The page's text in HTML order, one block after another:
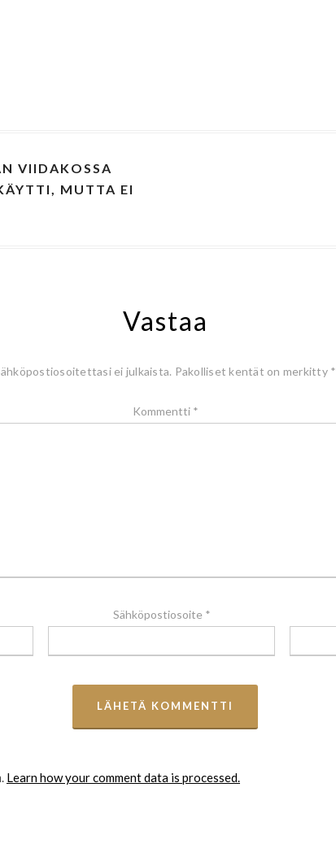
VIIDAKOSSA
MUTTA EI
Vastaa
ei julkaista. Pakolliset kentät on merkitty *
Kommentti *
Sähköpostiosoite *
Learn how your comment data is processed.